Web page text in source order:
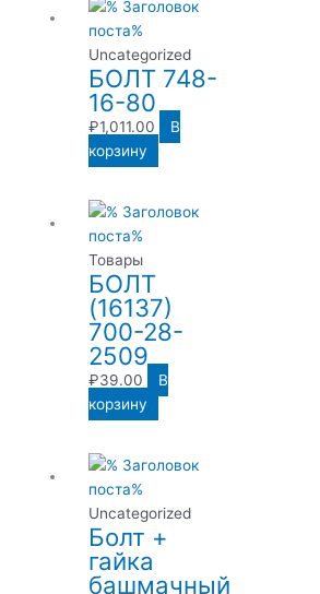
Uncategorized
БОЛТ 748-
16-80
₽1,011.00
В
корзину
Товары
БОЛТ
(16137)
700-28-
2509
₽39.00
В
корзину
Uncategorized
Болт +
гайка
башмачный